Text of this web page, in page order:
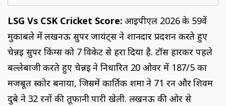
LSG Vs CSK Cricket Score:आईपीएल 2026 के 59वें
मुकाबले में लखनऊ सुपर जायंट्स ने शानदार प्रदर्शन करते हुए
चेन्नई सुपर किंग्स को 7 विकेट से हरा दिया है. टॉस हारकर पहले
बल्लेबाजी करते हुए चेन्नई ने निर्धारित 20 ओवर में 187/5 का
मजबूत स्कोर बनाया, जिसमें कार्तिक शर्मा ने 71 रन और शिवम
दुबे ने 32 रनों की तूफानी पारी खेली. लखनऊ की ओर से